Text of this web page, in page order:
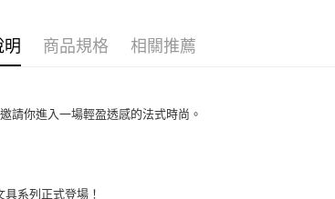
明 商品規格 相關推薦
請你進入一場輕盈透感的法式時尚。
具系列正式登場！